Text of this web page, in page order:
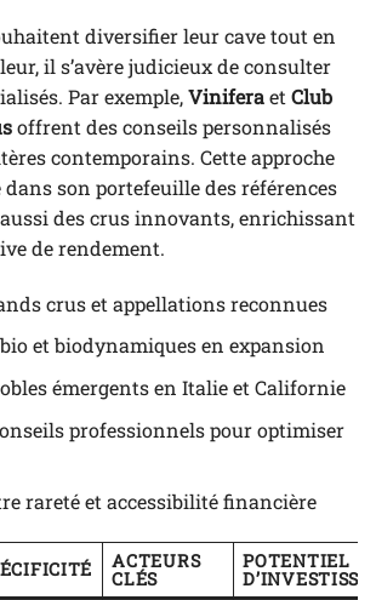
diversifier leur cave tout en
il s’avère judicieux de consulter
Par exemple,Viniferaet Club
offrent des conseils personnalisés
contemporains. Cette approche
dans son portefeuille des références
des crus innovants, enrichissant
de rendement.
crus et appellations reconnues
et biodynamiques en expansion
émergents en Italie et Californie
professionnels pour optimiser
rareté et accessibilité financière
ACTEURS
CLÉS
POTENTIEL